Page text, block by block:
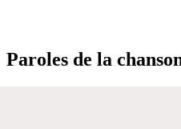
Paroles de la